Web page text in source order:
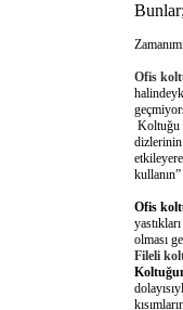
Bunlar;
Ofis
Koltuğu
dizlerinin
kullanın”
Ofis
olması
Fileli